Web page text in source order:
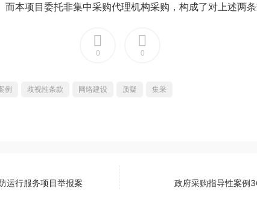
而本项目委托非集中采购代理机构采购，构成了对上述两条
0 0
例 歧视性条款 网络建设 质疑 集采
运行服务项目举报案 政府采购指导性案例